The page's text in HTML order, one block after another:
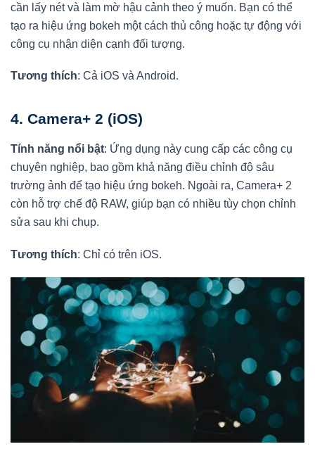
cần lấy nét và làm mờ hậu cảnh theo ý muốn. Bạn có thể
tạo ra hiệu ứng bokeh một cách thủ công hoặc tự động với
công cụ nhận diện cạnh đối tượng.
Tương thích: Cả iOS và Android.
4. Camera+ 2 (iOS)
Tính năng nổi bật: Ứng dụng này cung cấp các công cụ
chuyên nghiệp, bao gồm khả năng điều chỉnh độ sâu
trường ảnh để tạo hiệu ứng bokeh. Ngoài ra, Camera+ 2
còn hỗ trợ chế độ RAW, giúp bạn có nhiều tùy chọn chỉnh
sửa sau khi chụp.
Tương thích: Chỉ có trên iOS.